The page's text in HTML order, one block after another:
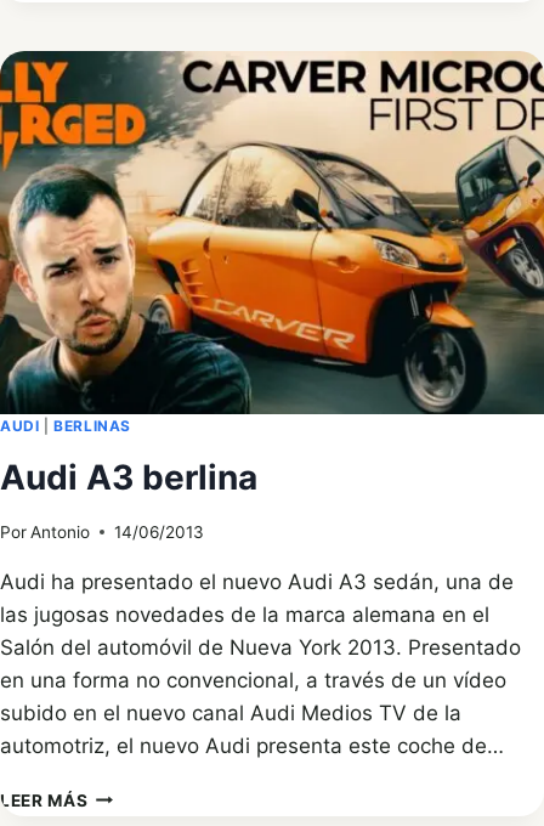
EL
RESTYLING
AUDI |BERLINAS
Audi A3 berlina
PorAntonio 14/06/2013
Audi ha presentado el nuevo Audi A3 sedán, una de
las jugosas novedades de la marca alemana en el
Salón del automóvil de Nueva York 2013. Presentado
en una forma no convencional, a través de un vídeo
subido en el nuevo canal Audi Medios TV de la
automotriz, el nuevo Audi presenta este coche de…
LEER MÁS AUDI